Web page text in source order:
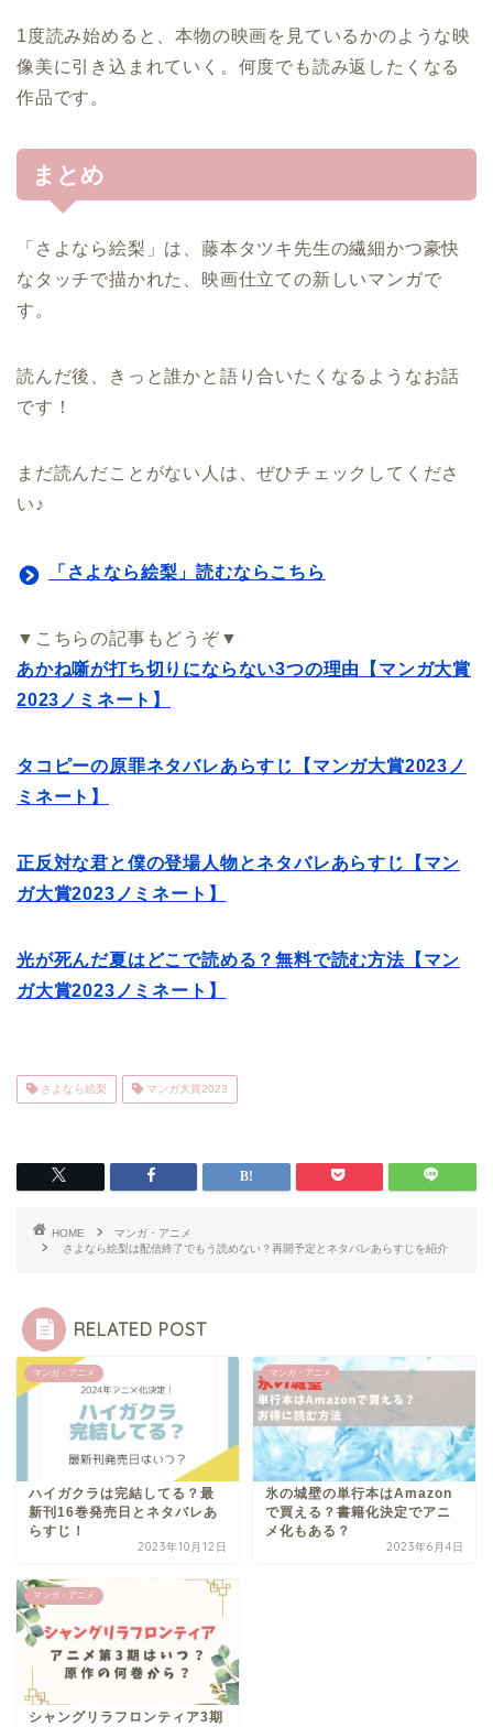
1度読み始めると、本物の映画を見ているかのような映
像美に引き込まれていく。何度でも読み返したくなる
作品です。
まとめ
「さよなら絵梨」は、藤本タツキ先生の繊細かつ豪快
なタッチで描かれた、映画仕立ての新しいマンガで
す。
読んだ後、きっと誰かと語り合いたくなるようなお話
です！
まだ読んだことがない人は、ぜひチェックしてくださ
い♪
「さよなら絵梨」読むならこちら
▼こちらの記事もどうぞ▼
あかね噺が打ち切りにならない3つの理由【マンガ大賞
2023ノミネート】
タコピーの原罪ネタバレあらすじ【マンガ大賞2023ノ
ミネート】
正反対な君と僕の登場人物とネタバレあらすじ【マン
ガ大賞2023ノミネート】
光が死んだ夏はどこで読める？無料で読む方法【マン
ガ大賞2023ノミネート】
さよなら絵梨 マンガ大賞2023
HOME
マンガ・アニメ
さよなら絵梨は配信終了でもう読めない？再開予定とネタバレあらすじを紹介
RELATED POST
マンガ・アニメ
ハイガクラは完結してる？最
新刊16巻発売日とネタバレあ
らすじ！
2023年10月12日
マンガ・アニメ
氷の城壁の単行本はAmazon
で買える？書籍化決定でアニ
メ化もある？
2023年6月4日
マンガ・アニメ
シャングリラフロンティア3期